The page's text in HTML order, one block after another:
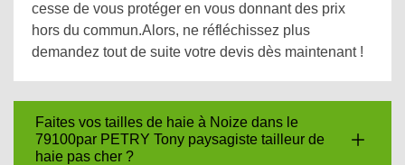
cesse de vous protéger en vous donnant des prix
hors du commun.Alors, ne réfléchissez plus
demandez tout de suite votre devis dès maintenant !
Faites vos tailles de haie à Noize dans le
79100par PETRY Tony paysagiste tailleur de
haie pas cher ?